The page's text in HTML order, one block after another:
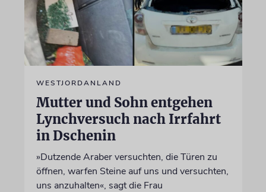
WESTJORDANLAND
Mutter und Sohn entgehen
Lynchversuch nach Irrfahrt
in Dschenin
»Dutzende Araber versuchten, die Türen zu
öffnen, warfen Steine auf uns und versuchten,
uns anzuhalten«, sagt die Frau